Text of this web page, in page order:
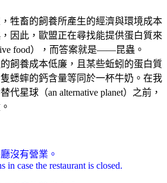
牲畜的飼養所產生的經濟與環境成本
因此，歐盟正在尋找能提供蛋白質來
food），而答案就是——昆蟲。
飼養成本低廉，且某些蚯蚓的蛋白質
蟋蟀的鈣含量等同於一杯牛奶。在我
代星球（an alternative planet）之前，
沒有營業。
in case the restaurant is closed.